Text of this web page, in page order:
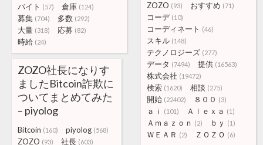
ZOZO (93) おすすめ (71)
コーデ (10)
コーディネート (46)
スキル (148)
テクノロジーズ (277)
データ (7494) 提供 (16563)
株式会社 (19472)
検索 (1620) 相談 (275)
開始 (22402) ８００ (3)
ａｉ (101) Ａｌｅｘａ (1)
Ａｍａｚｏｎ (2) ｂｙ (1)
ＷＥＡＲ (2) ＺＯＺＯ (6)
バイト (57) 倉庫 (124)
募集 (704) 多数 (292)
大量 (318) 応募 (82)
時給 (24)
ZOZO社長になりす
ましたBitcoin詐欺に
ついてまとめてみた
– piyolog
Bitcoin (160) piyolog (568)
ZOZO (93) 社長 (603)